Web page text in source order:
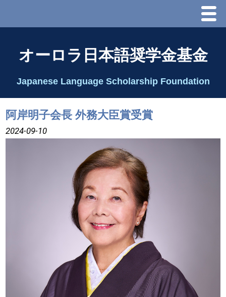
Menu
理事長代行あいさつ
2025 理事会
2026 Schedule & Programs
スピーチコンテスト
Speech Contest Information 2024
2024 Results
オーロラ日本語奨学金基金
Japanese Language Scholarship Foundation
阿岸明子会長 外務大臣賞受賞
2024-09-10